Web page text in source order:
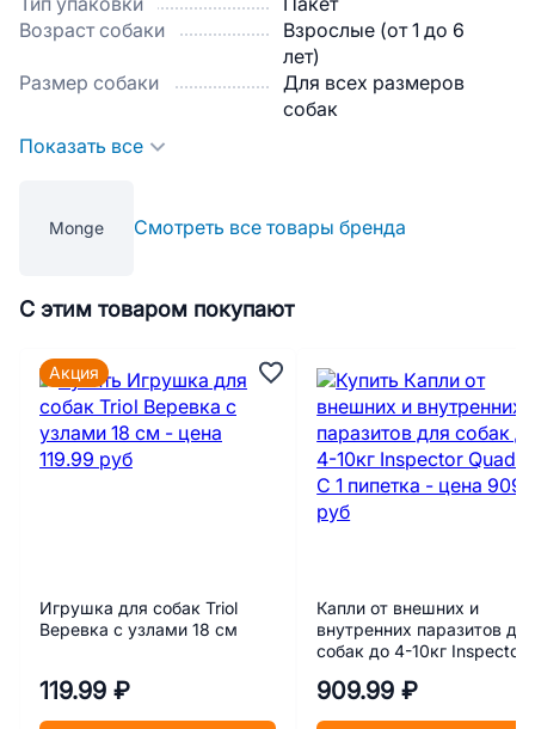
Тип упаковки
Пакет
Возраст собаки
Взрослые (от 1 до 6
лет)
Размер собаки
Для всех размеров
собак
Показать все
Monge Смотреть все товары бренда
С этим товаром покупают
Игрушка для собак Triol
Веревка с узлами 18 см
119.99 ₽
Акция
Капли от внешних и
внутренних паразитов
собак до 4-10кг Inspector
909.99 ₽